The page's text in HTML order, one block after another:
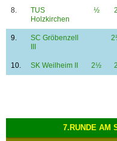
8.
TUS
Holzkirchen
½ 2
9.
SC Gröbenzell
III
10. SK Weilheim II 2½ 2
7.RUNDE AM